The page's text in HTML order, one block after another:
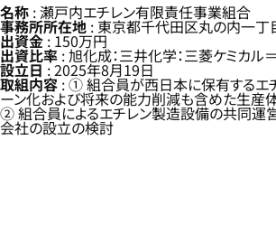
名称 : 瀬戸内エチレン有限責任事業組合
事務所所在地 : 東京都千代田区丸の内一丁
出資金: 150万円
出資比率 : 旭化成：三井化学：三菱ケミカル＝
設立日 : 2025年8月19日
取組内容 : ① 組合員が西日本に保有するエ
ーン化および将来の能力削減も含めた生産
② 組合員によるエチレン製造設備の共同運
会社の設立の検討